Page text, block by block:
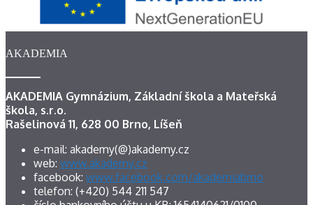
AKADEMIA
AKADEMIA Gymnázium, Základní škola a Mateřská
škola, s.r.o.
Rašelinová 11, 628 00 Brno, Líšeň
e-mail: akademy(@)akademy.cz
web: www.akademy.cz
facebook: www.facebook.com/akademiabrno
telefon: (+420) 544 211 547